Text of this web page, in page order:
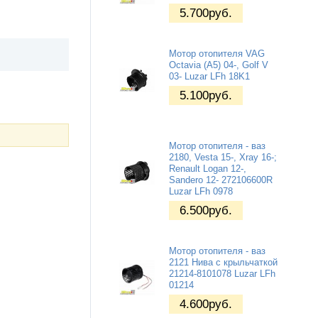
5.700руб.
Мотор отопителя VAG
Octavia (A5) 04-, Golf V
03- Luzar LFh 18K1
5.100руб.
Мотор отопителя - ваз
2180, Vesta 15-, Xray 16-;
Renault Logan 12-,
Sandero 12- 272106600R
Luzar LFh 0978
6.500руб.
Мотор отопителя - ваз
2121 Нива с крыльчаткой
21214-8101078 Luzar LFh
01214
4.600руб.